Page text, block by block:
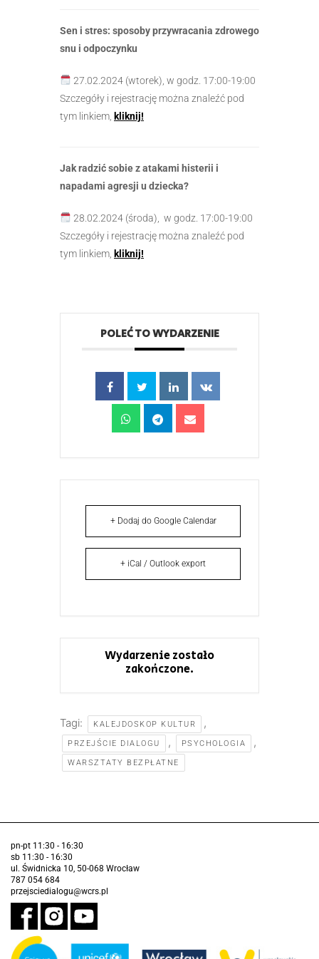
Sen i stres: sposoby przywracania zdrowego
snu i odpoczynku
27.02.2024 (wtorek), w godz. 17:00-19:00
Szczegóły i rejestrację można znaleźć pod
tym linkiem, kliknij!
Jak radzić sobie z atakami histerii i
napadami agresji u dziecka?
28.02.2024 (środa), w godz. 17:00-19:00
Szczegóły i rejestrację można znaleźć pod
tym linkiem, kliknij!
POLEĆ TO WYDARZENIE
+ Dodaj do Google Calendar
+ iCal / Outlook export
Wydarzenie zostało
zakończone.
Tagi: KALEJDOSKOP KULTUR ,
PRZEJŚCIE DIALOGU , PSYCHOLOGIA ,
WARSZTATY BEZPŁATNE
pn-pt 11:30 - 16:30
sb 11:30 - 16:30
ul. Świdnicka 10, 50-068 Wrocław
787 054 684
przejsciedialogu@wcrs.pl